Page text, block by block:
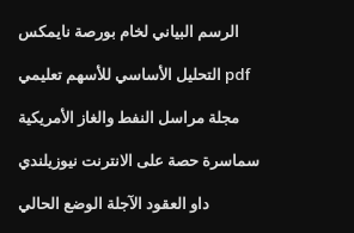
الرسم البياني لخام بورصة نايمكس
التحليل الأساسي للأسهم تعليمي pdf
مجلة مراسل النفط والغاز الأمريكية
سماسرة حصة على الانترنت نيوزيلندي
داو العقود الآجلة الوضع الحالي